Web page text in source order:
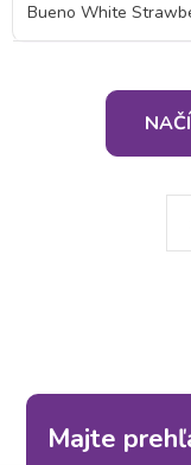
Bueno White
kombinuje chrumkavú
chuťou jahôd a
jemnej bielej
tomu 34 %...
c
o
Majte